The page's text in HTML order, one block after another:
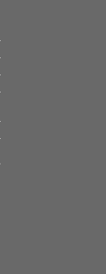
Дороги
с чертой
ходьбы до